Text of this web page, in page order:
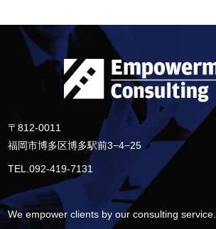
〒812-0011
福岡市博多区博多駅前3−4−25
TEL.092-419-7131
We empower clients by our consulting service.